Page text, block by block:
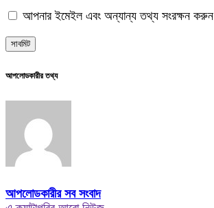
আপনার ইমেইল এবং অন্যান্য তথ্য সংরক্ষন করুন
আপলোডকারীর তথ্য
আপলোডকারীর সব সংবাদ